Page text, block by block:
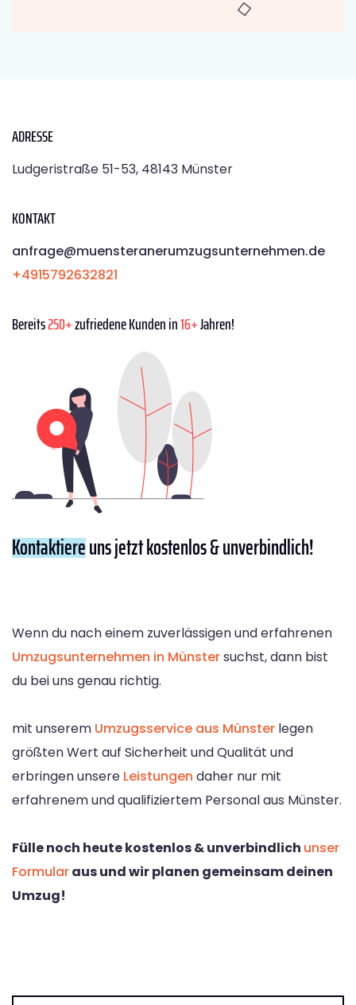
ADRESSE
Ludgeristraße 51-53, 48143 Münster
KONTAKT
anfrage@muensteranerumzugsunternehmen.de
+4915792632821
Bereits250+zufriedene Kunden in16+Jahren!
Kontaktiereuns jetzt kostenlos & unverbindlich!
Wenn du nach einem zuverlässigen und erfahrenen
Umzugsunternehmen in Münstersuchst, dann bist
du bei uns genau richtig.
mit unserem Umzugsservice aus Münster legen
größten Wert auf Sicherheit und Qualität und
erbringen unsere Leistungen daher nur mit
erfahrenem und qualifiziertem Personal aus Münster.
Fülle noch heute kostenlos & unverbindlich unser
Formularaus und wir planen gemeinsam deinen
Umzug!